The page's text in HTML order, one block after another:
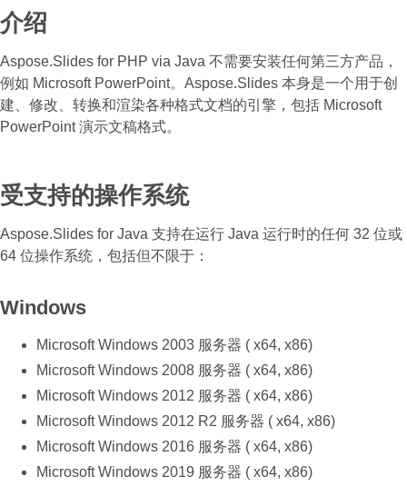
介绍
Aspose.Slides for PHP via Java 不需要安装任何第三方产品，
例如 Microsoft PowerPoint。Aspose.Slides 本身是一个用于创
建、修改、转换和渲染各种格式文档的引擎，包括 Microsoft
PowerPoint 演示文稿格式。
受支持的操作系统
Aspose.Slides for Java 支持在运行 Java 运行时的任何 32 位或
64 位操作系统，包括但不限于：
Windows
Microsoft Windows 2003 服务器 ( x64, x86)
Microsoft Windows 2008 服务器 ( x64, x86)
Microsoft Windows 2012 服务器 ( x64, x86)
Microsoft Windows 2012 R2 服务器 ( x64, x86)
Microsoft Windows 2016 服务器 ( x64, x86)
Microsoft Windows 2019 服务器 ( x64, x86)